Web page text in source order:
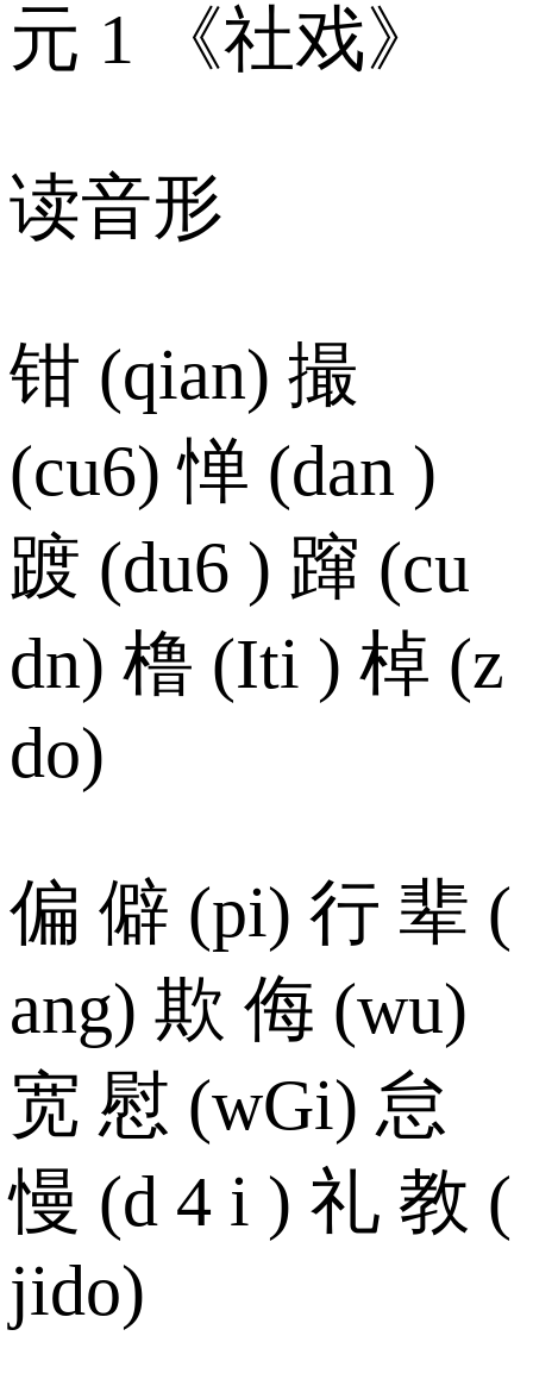
元 1 《社戏》
读音形
钳 (qian) 撮
(cu6) 惮 (dan )
踱 (du6 ) 蹿 (cu
dn) 橹 (Iti ) 棹 (z
do)
偏 僻 (pi) 行 辈 (
ang) 欺 侮 (wu)
宽 慰 (wGi) 怠
慢 (d 4 i ) 礼 教 (
jido)